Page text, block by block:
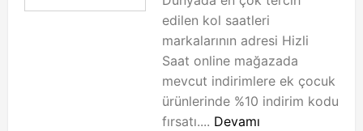
edilen kol saatleri
markalarının adresi Hizli
Saat online mağazada
mevcut indirimlere ek çocuk
ürünlerinde %10 indirim kodu
fırsatı.... Devamı